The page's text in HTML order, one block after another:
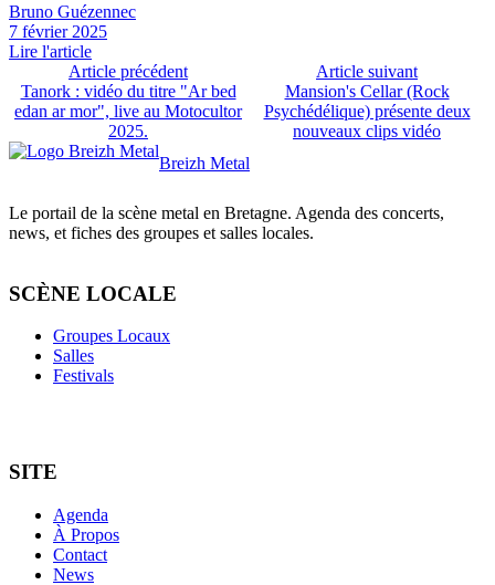
Bruno Guézennec
7 février 2025
Lire l'article
Article précédent
Tanork : vidéo du titre "Ar bed
edan ar mor", live au Motocultor
2025.
Article suivant
Mansion's Cellar (Rock
Psychédélique) présente deux
nouveaux clips vidéo
Breizh Metal
Le portail de la scène metal en Bretagne. Agenda des concerts,
news, et fiches des groupes et salles locales.
SCÈNE LOCALE
Groupes Locaux
Salles
Festivals
SITE
Agenda
À Propos
Contact
News